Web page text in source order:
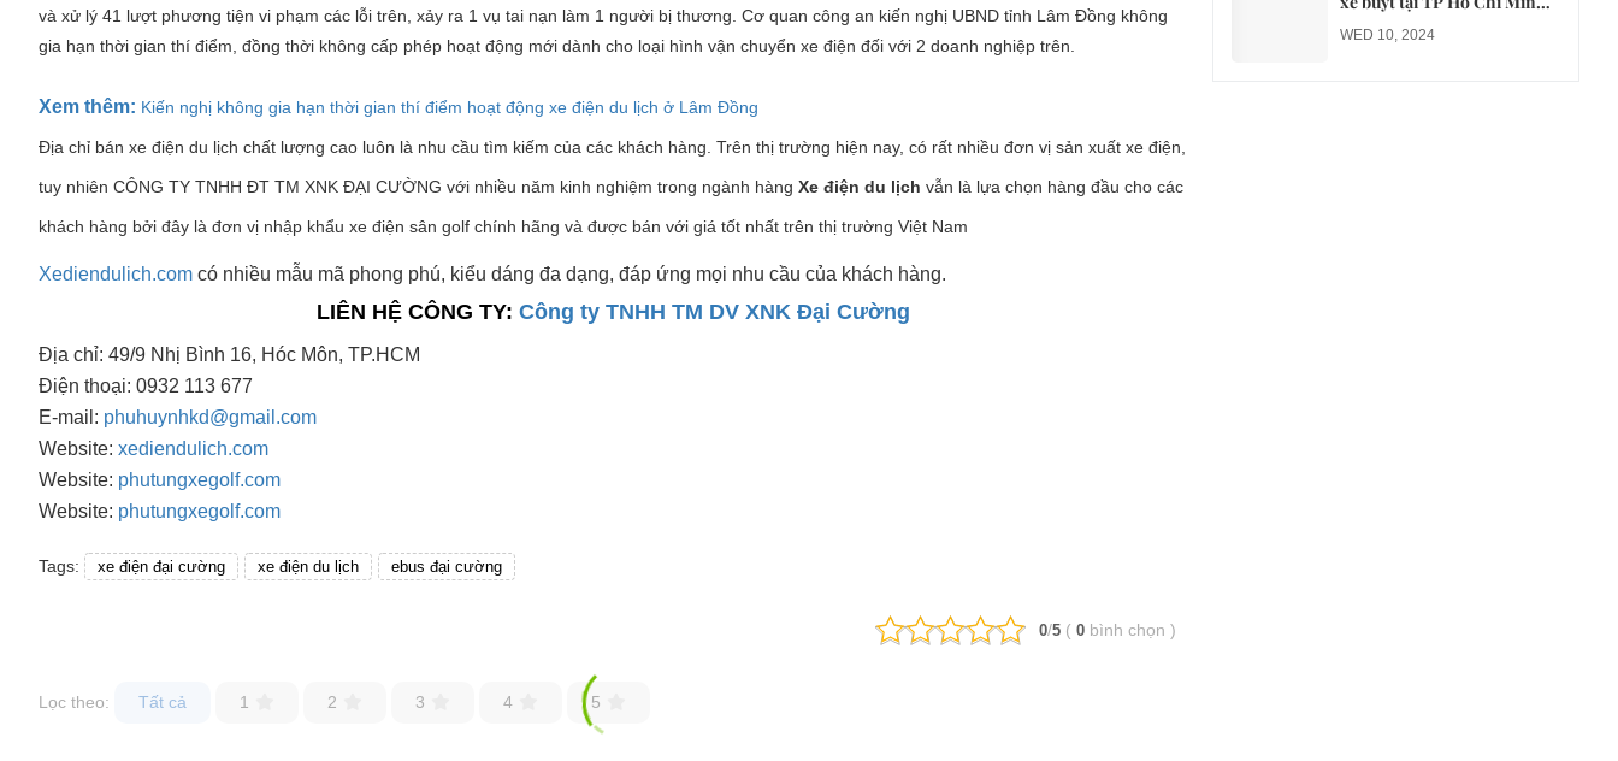
và xử lý 41 lượt phương tiện vi phạm các lỗi trên, xảy ra 1 vụ tai nạn làm 1 người bị thương. Cơ quan công an kiến nghị UBND tỉnh Lâm Đồng không
gia hạn thời gian thí điểm, đồng thời không cấp phép hoạt động mới dành cho loại hình vận chuyển xe điện đối với 2 doanh nghiệp trên.
Xem thêm: Kiến nghị không gia hạn thời gian thí điểm hoạt động xe điện du lịch ở Lâm Đồng
Địa chỉ bán xe điện du lịch chất lượng cao luôn là nhu cầu tìm kiếm của các khách hàng. Trên thị trường hiện nay, có rất nhiều đơn vị sản xuất xe điện,
tuy nhiên CÔNG TY TNHH ĐT TM XNK ĐẠI CƯỜNG với nhiều năm kinh nghiệm trong ngành hàng Xe điện du lịch vẫn là lựa chọn hàng đầu cho các
khách hàng bởi đây là đơn vị nhập khẩu xe điện sân golf chính hãng và được bán với giá tốt nhất trên thị trường Việt Nam
Xediendulich.com có nhiều mẫu mã phong phú, kiểu dáng đa dạng, đáp ứng mọi nhu cầu của khách hàng.
LIÊN HỆ CÔNG TY: Công ty TNHH TM DV XNK Đại Cường
Địa chỉ: 49/9 Nhị Bình 16, Hóc Môn, TP.HCM
Điện thoại: 0932 113 677
E-mail: phuhuynhkd@gmail.com
Website: xediendulich.com
Website: phutungxegolf.com
Website: phutungxegolf.com
Tags: xe điện đại cường xe điện du lịch ebus đại cường
0/5 ( 0 bình chọn )
Lọc theo: Tất cả 1 2 3 4 5
sang xe điện từ năm 2026
WED 10, 2024